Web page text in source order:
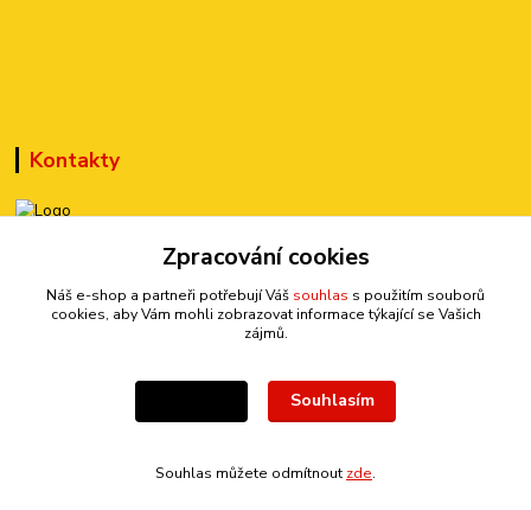
Kontakty
+420 777 899 301
sedmi@kraska1.cz
Zpracování cookies
Náš e-shop a partneři potřebují Váš souhlas s použitím souborů
cookies, aby Vám mohli zobrazovat informace týkající se Vašich
zájmů.
Souhlasím
Souhlas můžete odmítnout zde.